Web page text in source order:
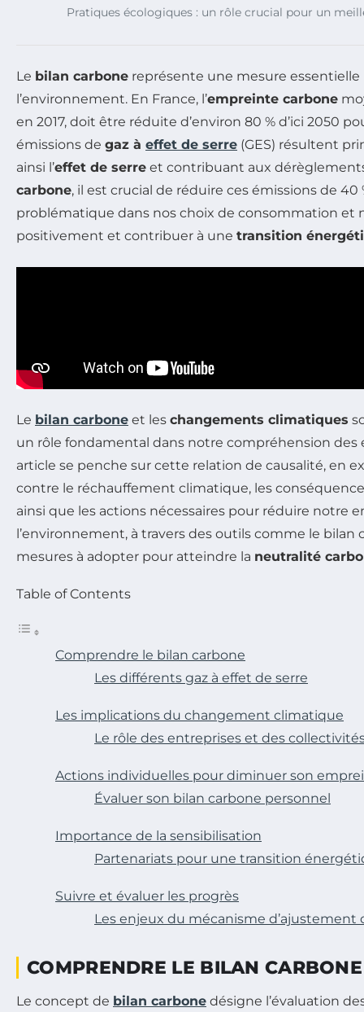
Pratiques écologiques : un rôle crucial pour un
Le bilan carbone représente une mesure
l’environnement. En France, l’empreinte carbone
en 2017, doit être réduite d’environ 80 % d’ici 2050
émissions de gaz à effet de serre (GES) résultent
ainsi l’effet de serre et contribuant aux
carbone, il est crucial de réduire ces émissions de
problématique dans nos choix de consommation et
positivement et contribuer à une transition
Le bilan carbone et les changements climatiques
un rôle fondamental dans notre compréhension
article se penche sur cette relation de causalité, en
contre le réchauffement climatique, les
ainsi que les actions nécessaires pour réduire notre
l’environnement, à travers des outils comme le
mesures à adopter pour atteindre la neutralité
Table of Contents
Comprendre le bilan carbone
Les différents gaz à effet de serre
Les implications du changement climatique
Le rôle des entreprises et des
Actions individuelles pour diminuer son
Évaluer son bilan carbone personnel
Importance de la sensibilisation
Partenariats pour une transition
Suivre et évaluer les progrès
Les enjeux du mécanisme d’ajustement
COMPRENDRE LE BILAN CARBONE
Le concept de bilan carbone désigne l’évaluation